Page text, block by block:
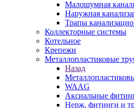
Малошумная
Наружная
Трапы
Коллекторные системы
Котельное
Крепежи
Металлопластиковые
Назад
WAAG
Аксиальные
Нерж. фитинги и